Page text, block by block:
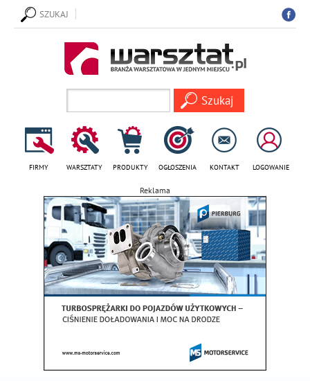
SZUKAJ
FIRMY WARSZTATY PRODUKTY OGŁOSZENIA KONTAKT LOGOWANIE
Reklama